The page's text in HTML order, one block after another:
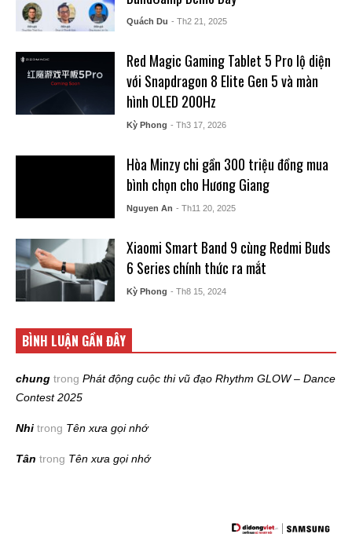
Quách Du - Th2 21, 2025
Red Magic Gaming Tablet 5 Pro lộ diện
với Snapdragon 8 Elite Gen 5 và màn
hình OLED 200Hz
Kỳ Phong - Th3 17, 2026
Hòa Minzy chi gần 300 triệu đồng mua
bình chọn cho Hương Giang
Nguyen An - Th11 20, 2025
Xiaomi Smart Band 9 cùng Redmi Buds
6 Series chính thức ra mắt
Kỳ Phong - Th8 15, 2024
BÌNH LUẬN GẦN ĐÂY
chung trong Phát động cuộc thi vũ đạo Rhythm GLOW – Dance
Contest 2025
Nhi trong Tên xưa gọi nhớ
Tân trong Tên xưa gọi nhớ